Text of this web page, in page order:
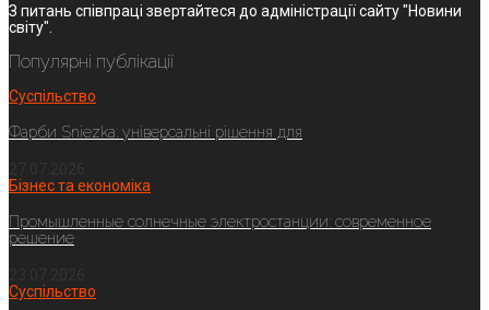
З питань співпраці звертайтеся до адміністрації сайту "Новини
світу".
Популярні публікації
Суспільство
Фарби Sniezka: універсальні рішення для
Бізнес та економіка
Промышленные солнечные электростанции: современное
решение
Суспільство